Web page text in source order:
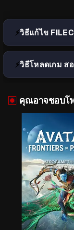
วิธีแก้ไข
วิธีโหลดเกม ส
คุณอาจชอบโ